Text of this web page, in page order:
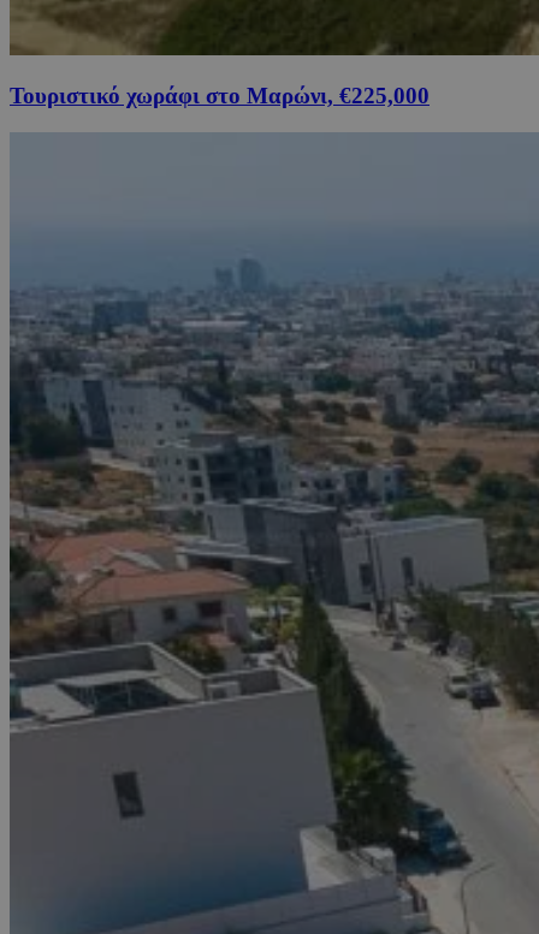
Τουριστικό χωράφι στο Μαρώνι, €225,000